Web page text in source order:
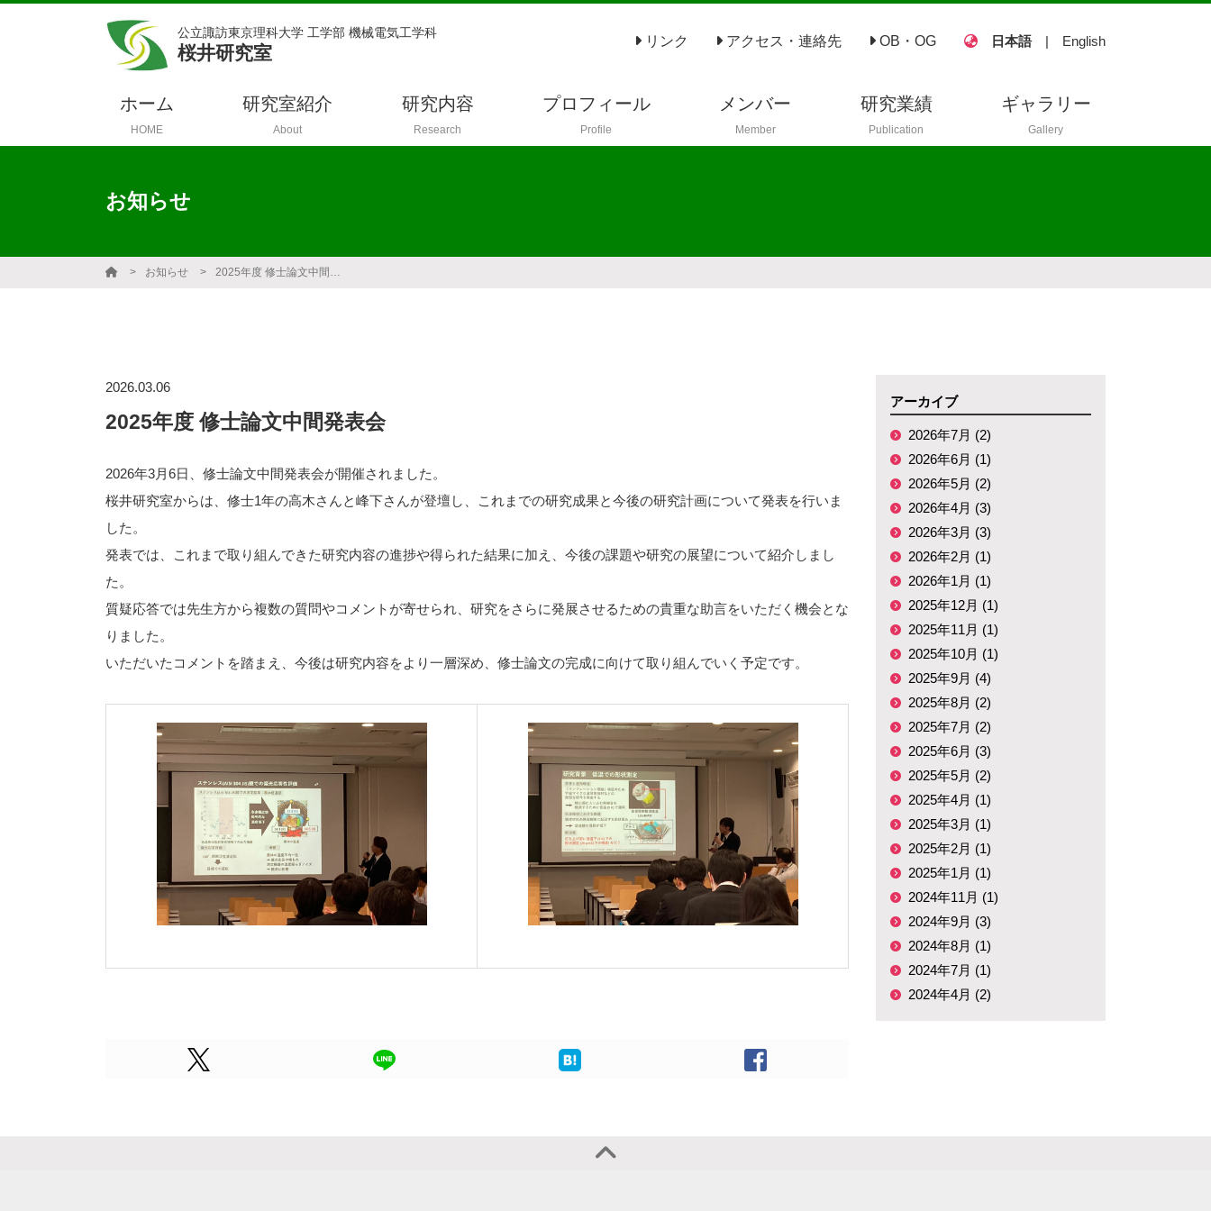
公立諏訪東京理科大学 工学部 機械電気工学科
桜井研究室
リンク アクセス・連絡先 OB・OG 日本語 | English
ホーム
HOME
研究室紹介
About
研究内容
Research
プロフィール
Profile
メンバー
Member
研究業績
Publication
ポスター
ギャラリー
Gallery
お知らせ
お知らせ 2025年度 修士論文中間発表会
2026.03.06
2025年度 修士論文中間発表会
2026年3月6日、修士論文中間発表会が開催されました。
桜井研究室からは、修士1年の高木さんと峰下さんが登壇し、これまでの研究成果と今後の研究計画について発表を行いま
した。
発表では、これまで取り組んできた研究内容の進捗や得られた結果に加え、今後の課題や研究の展望について紹介しまし
た。
質疑応答では先生方から複数の質問やコメントが寄せられ、研究をさらに発展させるための貴重な助言をいただく機会とな
りました。
いただいたコメントを踏まえ、今後は研究内容をより一層深め、修士論文の完成に向けて取り組んでいく予定です。
アーカイブ
2026年7月 (2)
2026年6月 (1)
2026年5月 (2)
2026年4月 (3)
2026年3月 (3)
2026年2月 (1)
2026年1月 (1)
2025年12月 (1)
2025年11月 (1)
2025年10月 (1)
2025年9月 (4)
2025年8月 (2)
2025年7月 (2)
2025年6月 (3)
2025年5月 (2)
2025年4月 (1)
2025年3月 (1)
2025年2月 (1)
2025年1月 (1)
2024年11月 (1)
2024年9月 (3)
2024年8月 (1)
2024年7月 (1)
2024年4月 (2)